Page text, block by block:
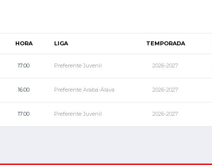
HORA LIGA TEMPORADA
17:00 Preferente Juvenil 2026-2027
16:00 Preferente Araba-Álava 2026-2027
17:00 Preferente Juvenil 2026-2027